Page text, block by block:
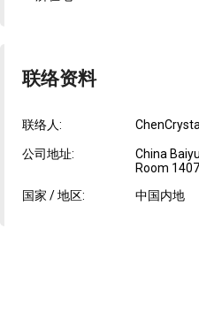
联络资料
联络人: ChenCrystal
公司地址:
China
Room
国家 / 地区:
中国内地